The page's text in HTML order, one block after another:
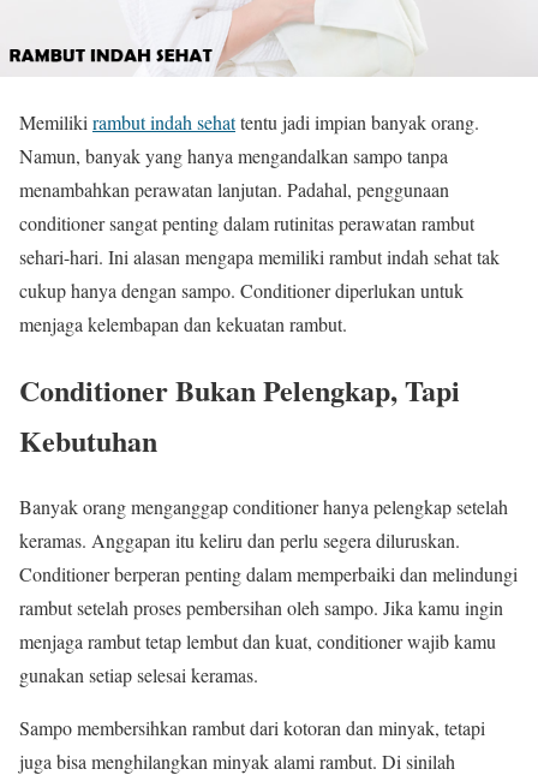
Memiliki rambut indah sehattentu jadi impian banyak orang.
Namun, banyak yang hanya mengandalkan sampo tanpa
menambahkan perawatan lanjutan. Padahal, penggunaan
conditioner sangat penting dalam rutinitas perawatan rambut
sehari-hari. Ini alasan mengapa memiliki rambut indah sehat tak
cukup hanya dengan sampo. Conditioner diperlukan untuk
menjaga kelembapan dan kekuatan rambut.
Conditioner Bukan Pelengkap, Tapi
Kebutuhan
Banyak orang menganggap conditioner hanya pelengkap setelah
keramas. Anggapan itu keliru dan perlu segera diluruskan.
Conditioner berperan penting dalam memperbaiki dan melindungi
rambut setelah proses pembersihan oleh sampo. Jika kamu ingin
menjaga rambut tetap lembut dan kuat, conditioner wajib kamu
gunakan setiap selesai keramas.
Sampo membersihkan rambut dari kotoran dan minyak, tetapi
juga bisa menghilangkan minyak alami rambut. Di sinilah